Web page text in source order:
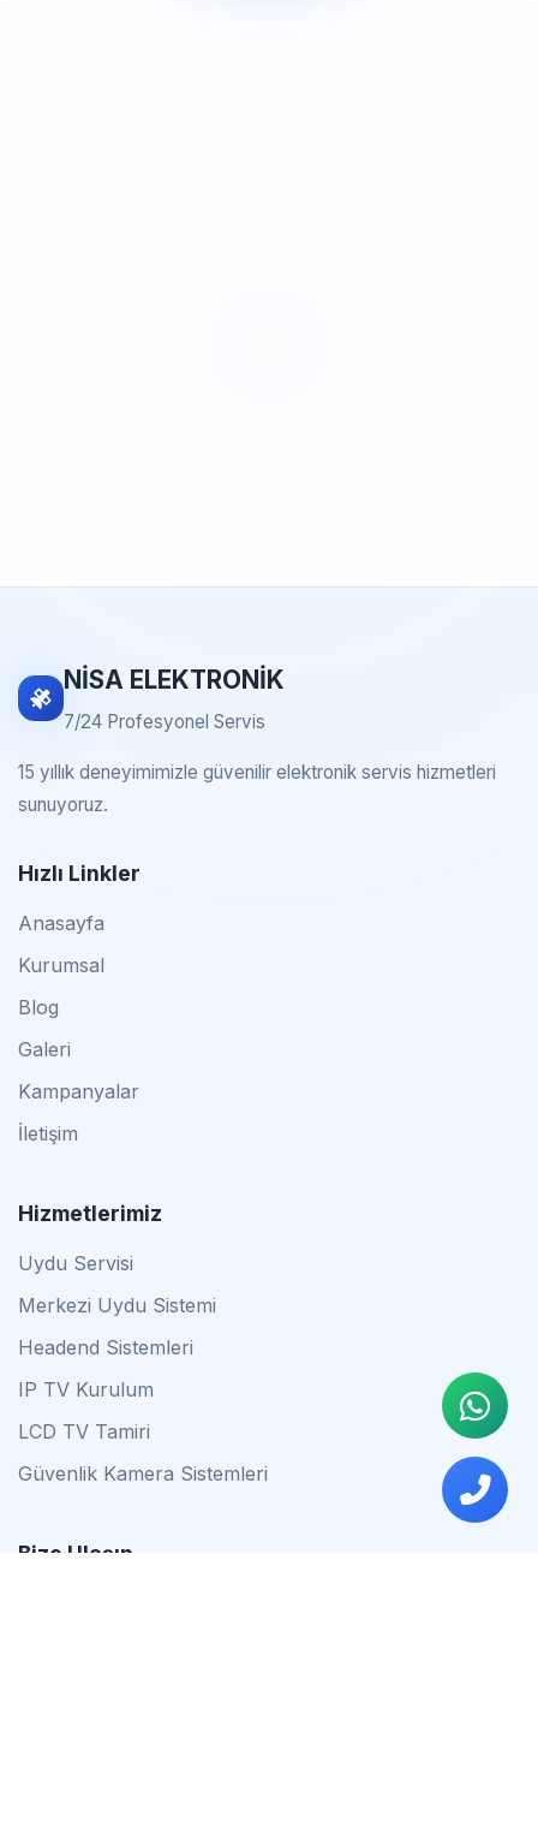
NİSA ELEKTRONİK
7/24 Profesyonel Servis
15 yıllık deneyimimizle güvenilir elektronik servis hizmetleri
sunuyoruz.
Hızlı Linkler
Anasayfa
Kurumsal
Blog
Galeri
Kampanyalar
İletişim
Hizmetlerimiz
Uydu Servisi
Merkezi Uydu Sistemi
Headend Sistemleri
IP TV Kurulum
LCD TV Tamiri
Güvenlik Kamera Sistemleri
Bize Ulaşın